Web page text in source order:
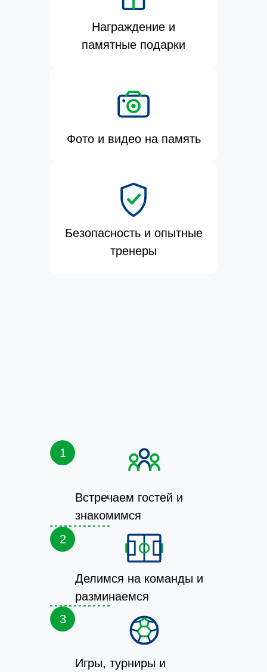
Награждение и
памятные подарки
Фото и видео на память
Безопасность и опытные
тренеры
1
Встречаем гостей и
знакомимся
2
Делимся на команды и
разминаемся
3
Игры, турниры и